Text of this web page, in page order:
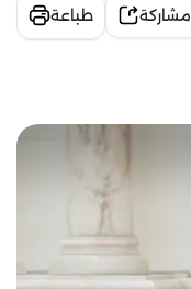
مشاركة طباعة